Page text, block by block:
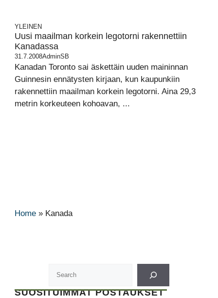
YLEINEN
Uusi maailman korkein legotorni rakennettiin
Kanadassa
31.7.2008AdminSB
Kanadan Toronto sai äskettäin uuden maininnan
Guinnesin ennätysten kirjaan, kun kaupunkiin
rakennettiin maailman korkein legotorni. Aina 29,3
metrin korkeuteen kohoavan, ...
Home » Kanada
SUOSITUIMMAT POSTAUKSET